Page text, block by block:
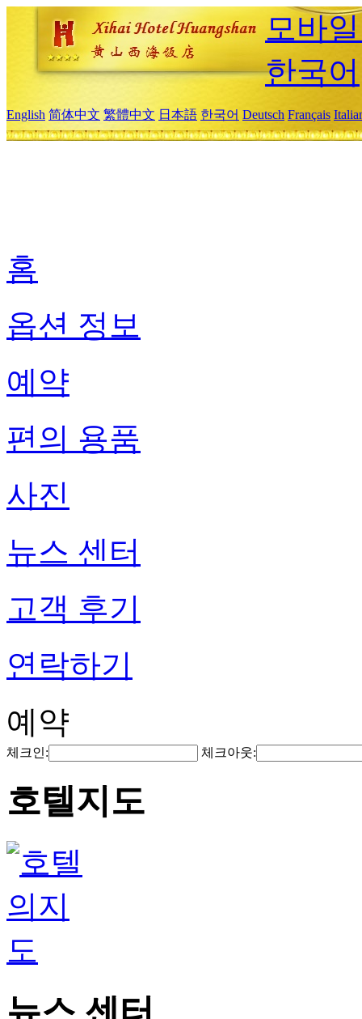
모바
한국어
English 简体中文 繁體中文 日本語 한국어 Deutsch Français
홈
옵션 정보
예약
편의 용품
사진
뉴스 센터
고객 후기
연락하기
예약
체크인: 체크아웃:
호텔지도
뉴스 센터